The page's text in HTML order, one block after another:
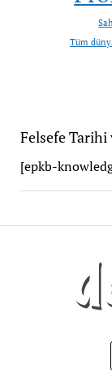
Tüm
Felsefe
[epkb-